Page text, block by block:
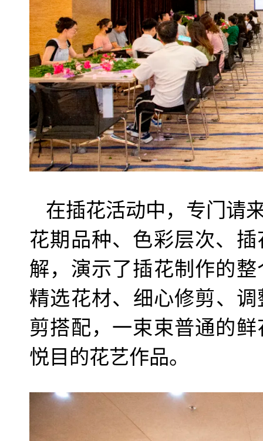
在插花活动中，专门请
花期品种、色彩层次、
解，演示了插花制作的
精选花材、细心修剪、
剪搭配，一束束普通的
悦目的花艺作品。